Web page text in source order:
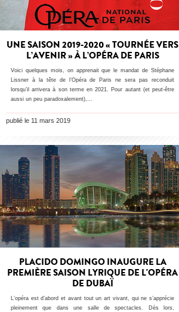
UNE SAISON 2019-2020 « TOURNÉE VERS
L’AVENIR » À L’OPÉRA DE PARIS
Voici quelques mois, on apprenait que le mandat de Stéphane
Lissner à la tête de l’Opéra de Paris ne sera pas reconduit
lorsqu’il arrivera à son terme en 2021. Pour autant (et peut-être
aussi un peu paradoxalement),…
publié le 11 mars 2019
PLACIDO DOMINGO INAUGURE LA
PREMIÈRE SAISON LYRIQUE DE L'OPÉRA
DE DUBAÏ
L’opéra est d’abord et avant tout un art vivant, qui ne s’apprécie
pleinement que dans une salle de spectacles. Dès lors,